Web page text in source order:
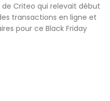
Criteo qui relevait début
transactions en ligne et
pour ce Black Friday